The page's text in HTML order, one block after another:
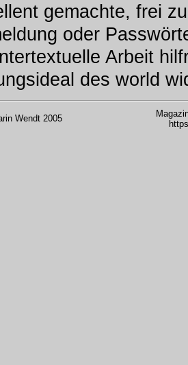
gemachte, frei
oder
Arbeit
des world
Wendt 2005